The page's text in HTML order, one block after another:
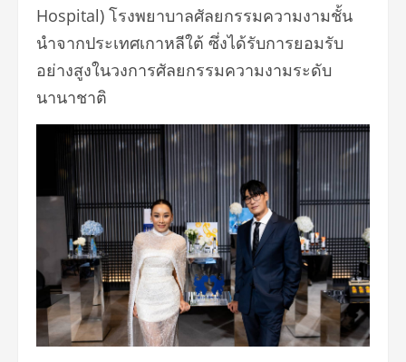
Hospital) โรงพยาบาลศัลยกรรมความงามชั้น
นำจากประเทศเกาหลีใต้ ซึ่งได้รับการยอมรับ
อย่างสูงในวงการศัลยกรรมความงามระดับ
นานาชาติ